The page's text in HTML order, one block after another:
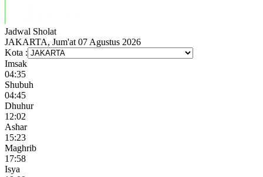
Jadwal Sholat
JAKARTA, Jum'at 07 Agustus 2026
Kota :
Imsak
04:35
Shubuh
04:45
Dhuhur
12:02
Ashar
15:23
Maghrib
17:58
Isya